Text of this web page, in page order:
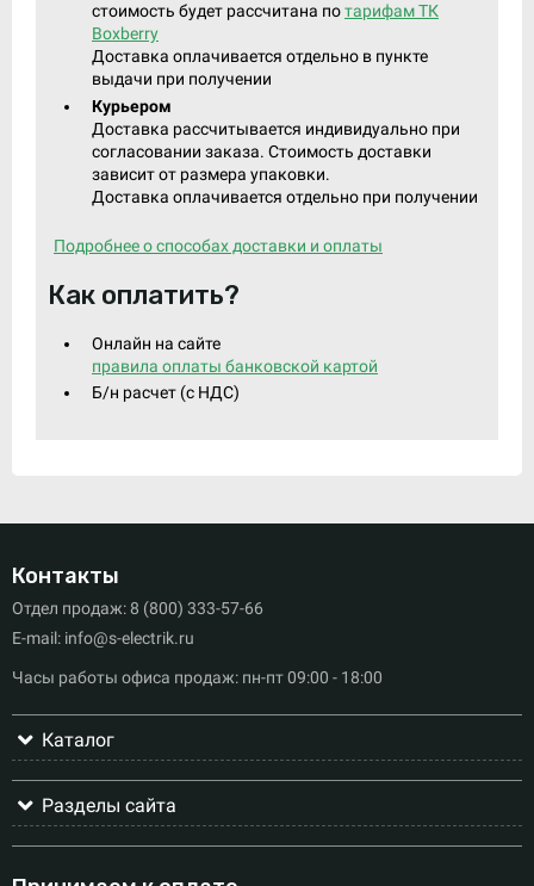
стоимость будет рассчитана потарифам ТК
Boxberry
Доставка оплачивается отдельно в пункте
выдачи при получении
Курьером
Доставка рассчитывается индивидуально при
согласовании заказа. Стоимость доставки
зависит от размера упаковки.
Доставка оплачивается отдельно при получении
Подробнее о способах доставки и оплаты
Как оплатить?
Онлайн на сайте
правила оплаты банковской картой
Б/н расчет (c НДС)
Контакты
Отдел продаж: 8 (800) 333-57-66
E-mail: info@s-electrik.ru
Часы работы офиса продаж: пн-пт 09:00 - 18:00
Каталог
Разделы сайта